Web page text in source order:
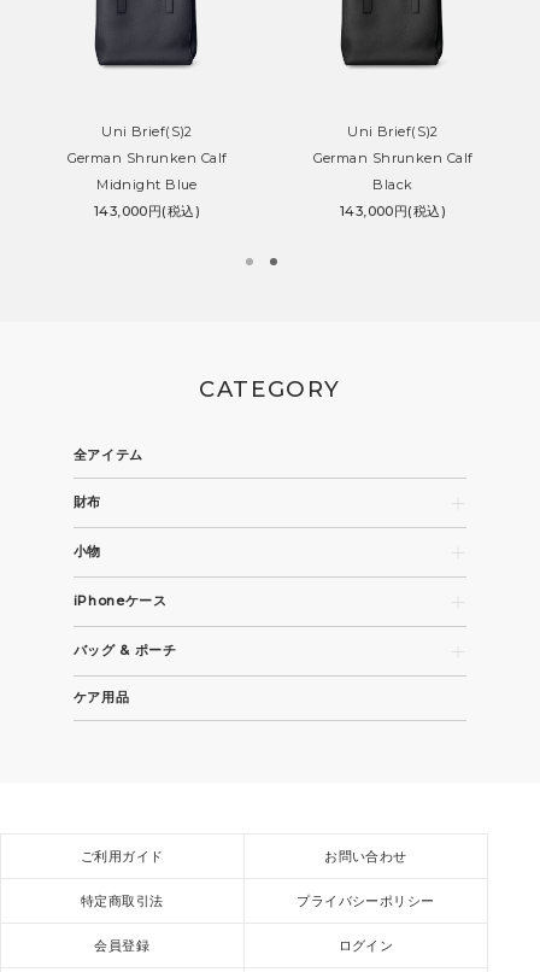
Uni Brief(S)2
German Shrunken Calf
Midnight Blue
143,000円(税込)
Uni Brief(S)2
German Shrunken Calf
Black
143,000円(税込)
CATEGORY
全アイテム
財布
カード / コインケース
小物
キーケース / キーホルダー
その他革小物
iPhoneケース
iPhone 15 Pro Max
バッグ & ポーチ
トートバッグ
ビジネスバッグ
ケア用品
ご利用ガイド お問い合わせ
特定商取引法 プライバシーポリシー
会員登録 ログイン